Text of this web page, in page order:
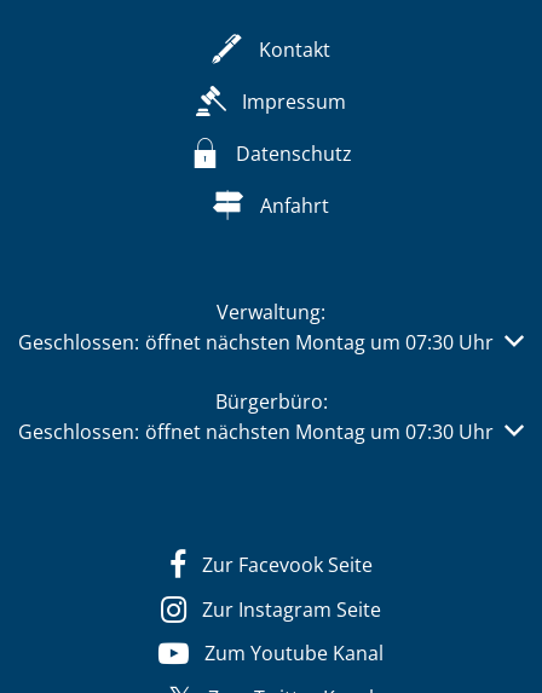
Kontakt
Impressum
Datenschutz
Anfahrt
Verwaltung:
Klicken, um weitere Öffnungs- oder Schließzeiten
Geschlossen: öffnet nächsten Montag um 07:30 Uhr
Bürgerbüro:
Klicken, um weitere Öffnungs- oder Schließzeiten
Geschlossen: öffnet nächsten Montag um 07:30 Uhr
Zur Facevook Seite
Zur Instagram Seite
Zum Youtube Kanal